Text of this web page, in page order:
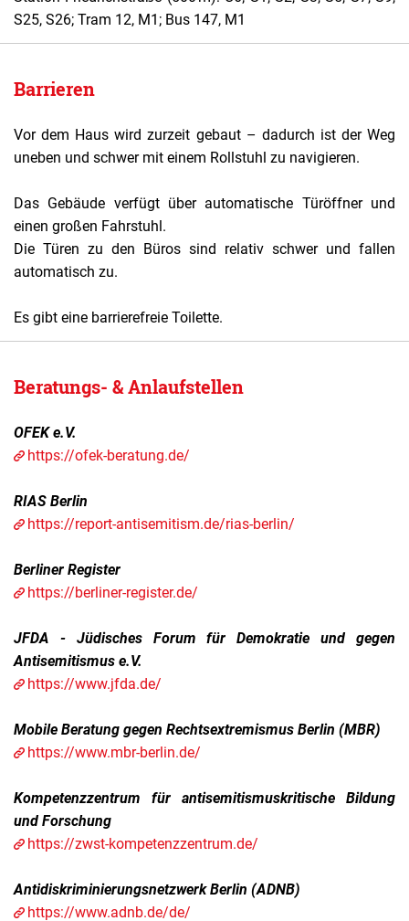
S25, S26; Tram 12, M1; Bus 147, M1
Barrieren
Vor dem Haus wird zurzeit gebaut – dadurch ist der Weg
uneben und schwer mit einem Rollstuhl zu navigieren.
Das Gebäude verfügt über automatische Türöffner und
einen großen Fahrstuhl.
Die Türen zu den Büros sind relativ schwer und fallen
automatisch zu.
Es gibt eine barrierefreie Toilette.
Beratungs- & Anlaufstellen
OFEK e.V.
https://ofek-beratung.de/
RIAS Berlin
https://report-antisemitism.de/rias-berlin/
Berliner Register
https://berliner-register.de/
JFDA - Jüdisches Forum für Demokratie und gegen
Antisemitismus e.V.
https://www.jfda.de/
Mobile Beratung gegen Rechtsextremismus Berlin (MBR)
https://www.mbr-berlin.de/
Kompetenzzentrum für antisemitismuskritische Bildung
und Forschung
https://zwst-kompetenzzentrum.de/
Antidiskriminierungsnetzwerk Berlin (ADNB)
https://www.adnb.de/de/